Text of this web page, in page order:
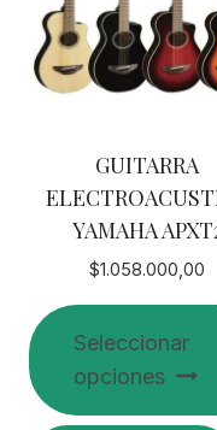
GUITARRA
YAMAHA
$1.058.000,00
Seleccionar
opciones